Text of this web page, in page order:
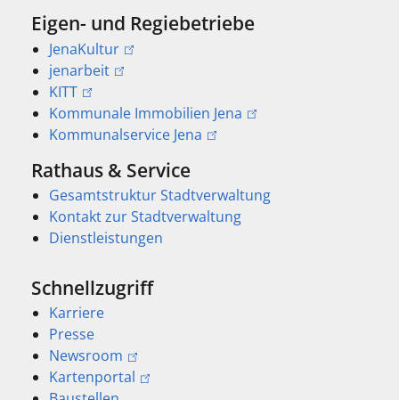
Eigen- und Regiebetriebe
JenaKultur
jenarbeit
KITT
Kommunale Immobilien Jena
Kommunalservice Jena
Rathaus & Service
Gesamtstruktur Stadtverwaltung
Kontakt zur Stadtverwaltung
Dienstleistungen
Schnellzugriff
Karriere
Presse
Newsroom
Kartenportal